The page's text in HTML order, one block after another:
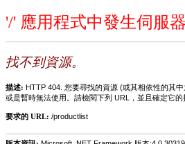
'/' 應用程式中發生伺服器
找不到資源。
描述: HTTP 404. 您要尋找的資源 (或其相依性的其
或是暫時無法使用。請檢閱下列 URL，並且確定它的
要求的 URL: /productlist